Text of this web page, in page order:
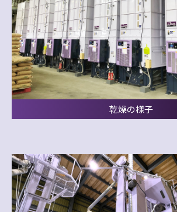
乾燥の様子